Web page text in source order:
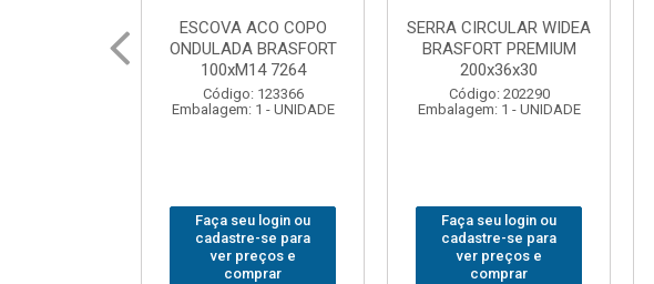
SERRA CIRCULAR WIDEA
BRASFORT PREMIUM
200x36x30
Código: 202290
Embalagem: 1 - UNIDADE
Faça seu login ou
cadastre-se para
ver preços e
comprar
MARTELO UNHA POLIDO
BRASFORT 27mm8207
Código: 222070
Embalagem: 1 - UNIDADE
Faça seu login ou
cadastre-se para
ver preços e
comprar